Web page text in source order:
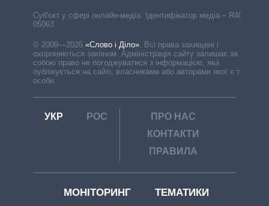
Cуб'єкт у сфері онлайн-медіа. Ідентифікатор медіа – R40-
05063
© 2009—2026 «Слово і Діло». Всі права захищені і
охороняються законом. Адміністрація сайту залишає за
собою право не погоджуватися з інформацією, яка
публікується на сайті, власниками або авторами якої є треті
особи.
УКР РОС
ПРО НАС
КОНТАКТИ
ПРАВИЛА
МОНІТОРИНГ ТЕМАТИКИ